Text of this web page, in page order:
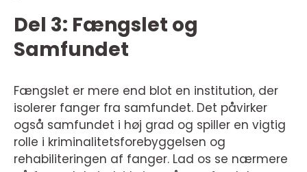
Del 3: Fængslet og
Samfundet
Fængslet er mere end blot en institution, der
isolerer fanger fra samfundet. Det påvirker
også samfundet i høj grad og spiller en vigtig
rolle i kriminalitetsforebyggelsen og
rehabiliteringen af fanger. Lad os se nærmere